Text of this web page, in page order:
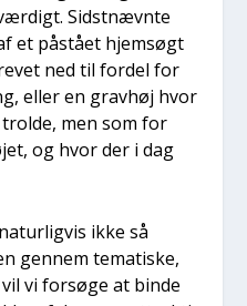
Sidst­nævn­te
et påstå­et hjem­søgt
ned til for­del for
eller en grav­høj hvor
men som for
og hvor der i dag
ikke så
gen­nem tema­ti­ske,
vi for­sø­ge at bin­de